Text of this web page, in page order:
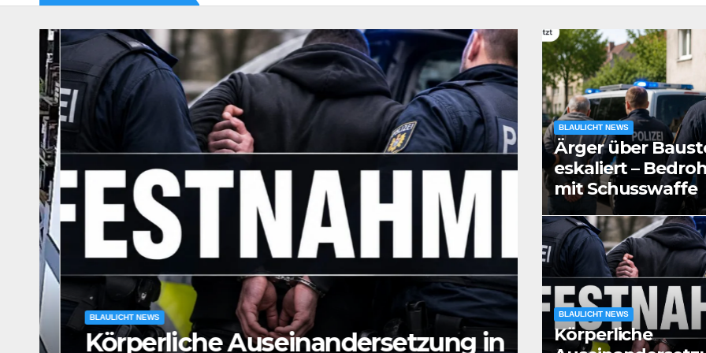
BLAULICHT NEWS
Körperliche Auseinandersetzung in
BLAULICHT NEWS
BLAULICHT NEWS
Ärger über
eskaliert –
mit Schusswaffe
BLAULICHT NEWS
Körperliche